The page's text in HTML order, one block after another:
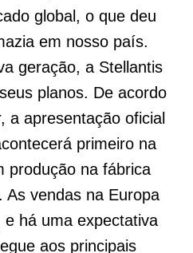
global, o que deu
em nosso país.
geração, a Stellantis
planos. De acordo
a apresentação oficial
primeiro na
produção na fábrica
As vendas na Europa
há uma expectativa
aos principais